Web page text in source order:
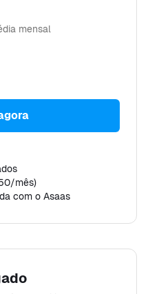
mensal
mês)
com o Asaas